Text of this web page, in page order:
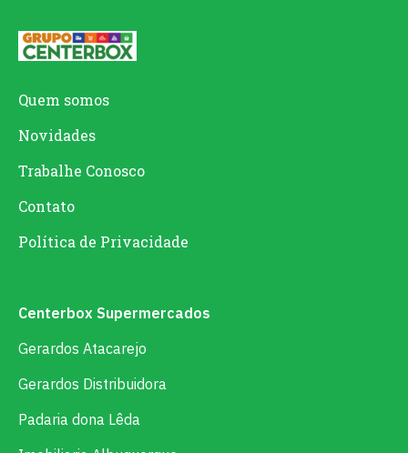
Quem somos
Novidades
Trabalhe Conosco
Contato
Política de Privacidade
Centerbox Supermercados
Gerardos Atacarejo
Gerardos Distribuidora
Padaria dona Lêda